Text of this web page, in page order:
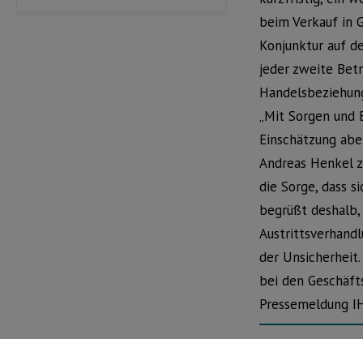
beim Verkauf in
Konjunktur auf
jeder zweite
„Mit Sorgen und
Einschätzung
Andreas Henkel
die Sorge, dass
begrüßt deshalb,
der
bei den
Pressemeldung